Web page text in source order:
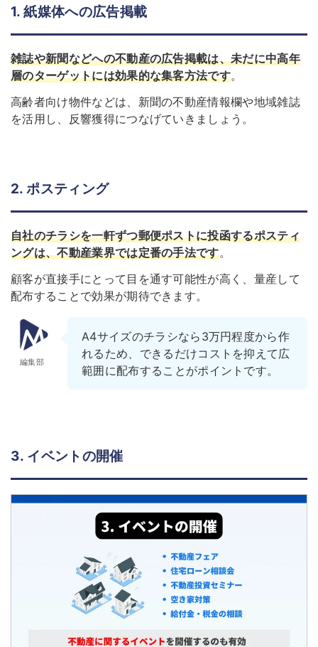
1. 紙媒体への広告掲載
雑誌や新聞などへの不動産の広告掲載は、未だに中高年
層のターゲットには効果的な集客方法です。
高齢者向け物件などは、新聞の不動産情報欄や地域雑誌
を活用し、反響獲得につなげていきましょう。
2. ポスティング
自社のチラシを一軒ずつ郵便ポストに投函するポスティ
ングは、不動産業界では定番の手法です。
顧客が直接手にとって目を通す可能性が高く、量産して
配布することで効果が期待できます。
編集部
A4サイズのチラシなら3万円程度から作
れるため、できるだけコストを抑えて広
範囲に配布することがポイントです。
3. イベントの開催